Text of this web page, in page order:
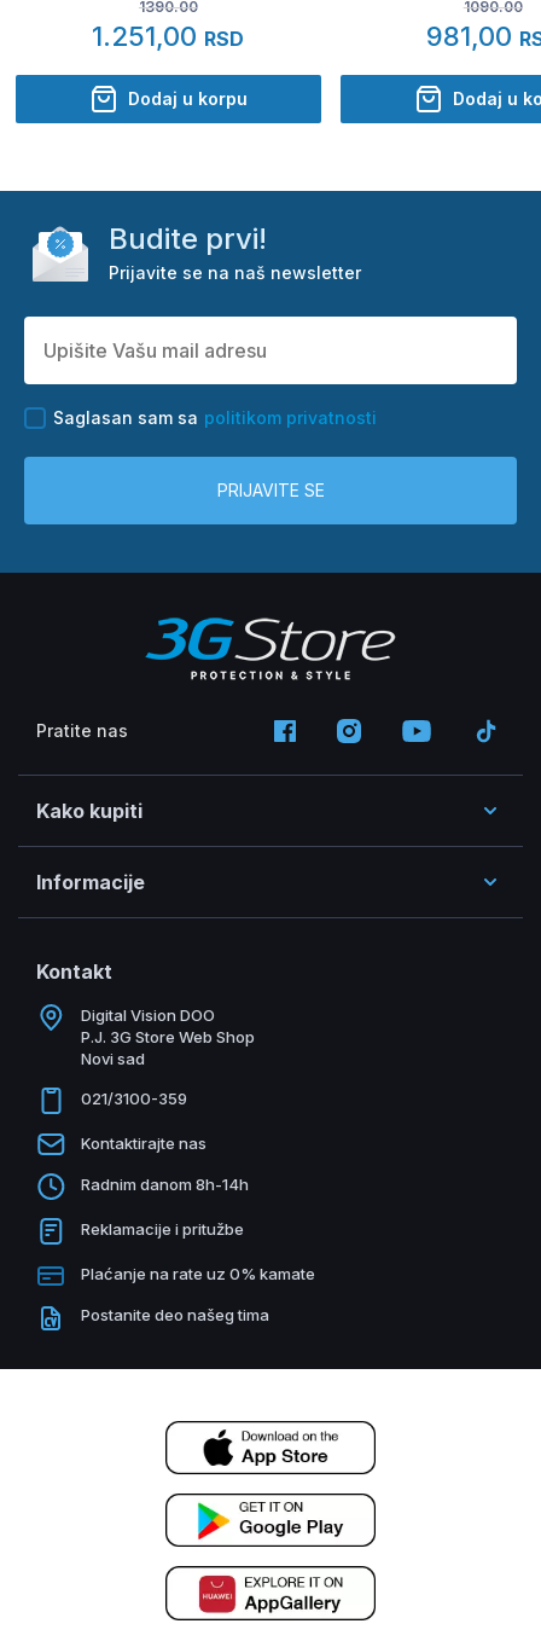
1390.00
1.251,00 RSD
Dodaj u korpu
1090.00
981,00
Dodaj u
Budite prvi!
Prijavite se na naš newsletter
Saglasan sam sa politikom privatnosti
PRIJAVITE SE
Pratite nas
Kako kupiti
Informacije
Kontakt
Digital Vision DOO
P.J. 3G Store Web Shop
Novi sad
021/3100-359
Kontaktirajte nas
Radnim danom 8h-14h
Reklamacije i pritužbe
Plaćanje na rate uz 0% kamate
Postanite deo našeg tima